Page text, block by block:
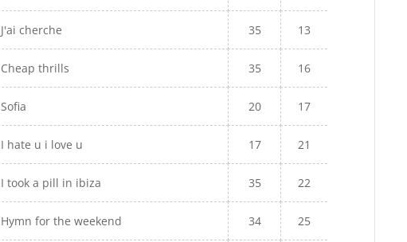
J'ai cherche 35 13
Cheap thrills 35 16
Sofia 20 17
I hate u i love u 17 21
I took a pill in ibiza 35 22
Hymn for the weekend 34 25